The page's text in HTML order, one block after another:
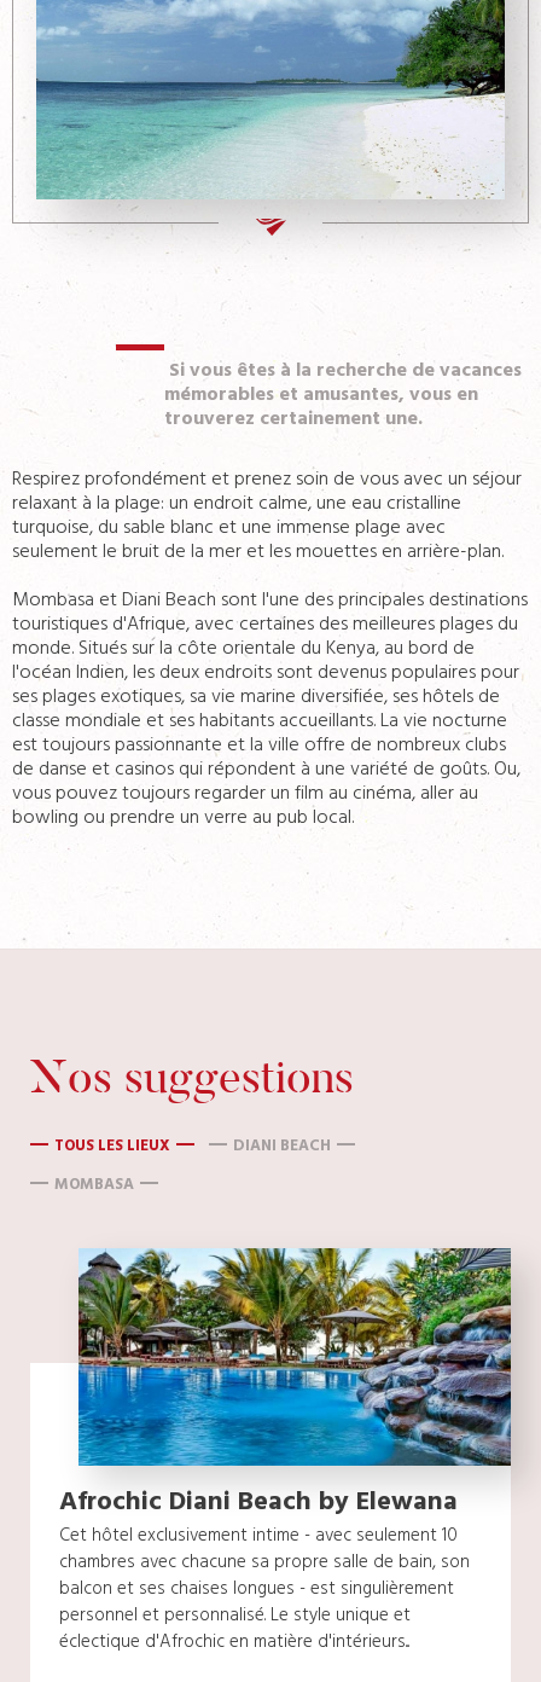
Contacts
Si vous êtes à la recherche de vacances
mémorables et amusantes, vous en
trouverez certainement une.
Respirez profondément et prenez soin de vous avec un séjour
relaxant à la plage: un endroit calme, une eau cristalline
turquoise, du sable blanc et une immense plage avec
seulement le bruit de la mer et les mouettes en arrière-plan.
Mombasa et Diani Beach sont l'une des principales destinations
touristiques d'Afrique, avec certaines des meilleures plages du
monde. Situés sur la côte orientale du Kenya, au bord de
l'océan Indien, les deux endroits sont devenus populaires pour
ses plages exotiques, sa vie marine diversifiée, ses hôtels de
classe mondiale et ses habitants accueillants. La vie nocturne
est toujours passionnante et la ville offre de nombreux clubs
de danse et casinos qui répondent à une variété de goûts. Ou,
vous pouvez toujours regarder un film au cinéma, aller au
bowling ou prendre un verre au pub local.
Nos suggestions
TOUS LES LIEUX
DIANI BEACH
MOMBASA
Afrochic Diani Beach by Elewana
Cet hôtel exclusivement intime - avec seulement 10
chambres avec chacune sa propre salle de bain, son
balcon et ses chaises longues - est singulièrement
personnel et personnalisé. Le style unique et
éclectique d'Afrochic en matière d'intérieurs...